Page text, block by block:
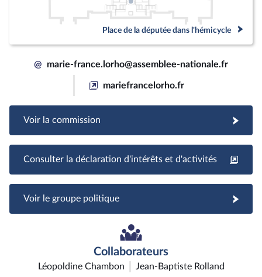
Place de la députée dans l'hémicycle
@ marie-france.lorho@assemblee-nationale.fr
mariefrancelorho.fr
Voir la commission
Consulter la déclaration d'intérêts et d'activités
Voir le groupe politique
Collaborateurs
Léopoldine Chambon Jean-Baptiste Rolland